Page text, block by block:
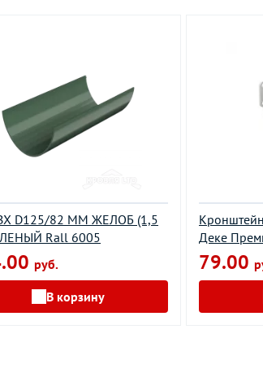
D125/82 ММ ЖЕЛОБ (1,5
Rall 6005
руб.
В корзину
Деке
79.00